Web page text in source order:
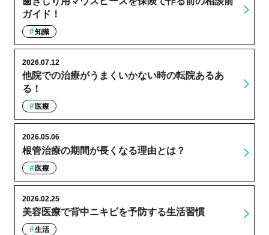
ガイド！
知識
他院での治療がうまくいかない時の転院あるあ
る！
2026.07.12
医療
根管治療の期間が長くなる理由とは？
2026.05.06
医療
美容医療で背中ニキビを予防する生活習慣
2026.02.25
生活